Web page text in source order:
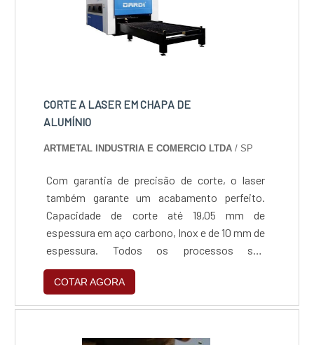
fornecimento de peças sob medida.
CORTE A LASER EM CHAPA DE
ALUMÍNIO
ARTMETAL INDUSTRIA E COMERCIO LTDA / SP
Com garantia de precisão de corte, o laser
também garante um acabamento perfeito.
Capacidade de corte até 19,05 mm de
espessura em aço carbono, Inox e de 10 mm de
espessura. Todos os processos são
gerenciados por softwares de alta tecnologia,
que garantem a confiabilidade do processo e a
certeza do produto final dentro das mais
de anomalia ou deformação.
COTAR AGORA